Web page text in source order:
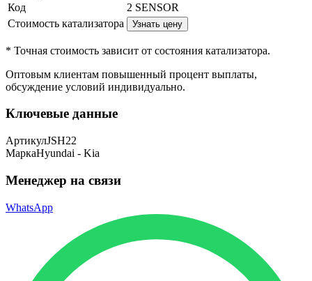
Код
2 SENSOR
Стоимость катализатора
Узнать цену
* Точная стоимость зависит от состояния катализатора.
Оптовым клиентам повышенный процент выплаты,
обсуждение условий индивидуально.
Ключевые данные
АртикулJSH22
МаркаHyundai - Kia
Менеджер на связи
WhatsApp